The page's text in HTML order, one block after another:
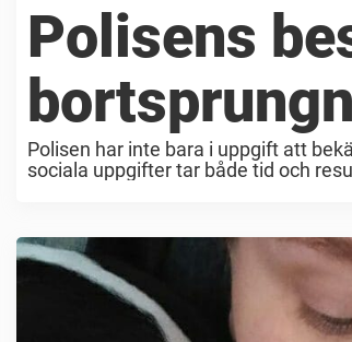
Polisens
Polisen har inte bara i uppgift att
sociala uppgifter tar både tid och